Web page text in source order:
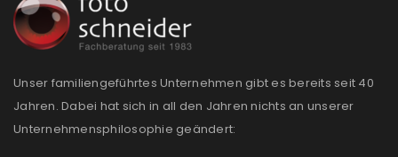
Unser familiengeführtes Unternehmen gibt es bereits seit 40
Jahren. Dabei hat sich in all den Jahren nichts an unserer
Unternehmensphilosophie geändert: